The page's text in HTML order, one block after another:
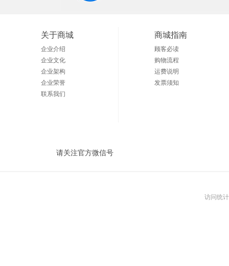
关于商城
企业介绍
企业文化
企业架构
企业荣誉
联系我们
商城指南
顾客必读
购物流程
运费说明
发票须知
请关注官方微信号
访问统